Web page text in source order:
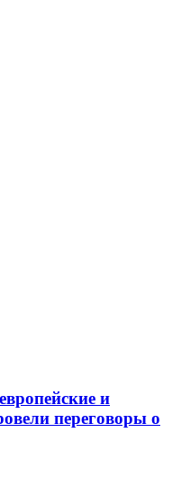
и
переговоры о